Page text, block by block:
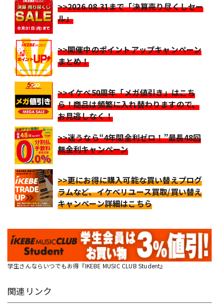
>>2026.08.31まで「決算売り尽くしセー
ル」
>>開催中のポイントアップキャンペーン
まとめ！
>>イケベ50周年「メガ値引き」はこち
ら！商品は頻繁に入れ替わりますので、
お見逃しなく！
>>迷うなら“4年間金利ゼロ！”最長48回
無金利キャンペーン
>>更にお得に購入可能な買い替えプログ
ラムなど、イケベリユース買取/買い替え
キャンペーン詳細はこちら
学生さんならいつでもお得『IKEBE MUSIC CLUB Student』
関連リンク